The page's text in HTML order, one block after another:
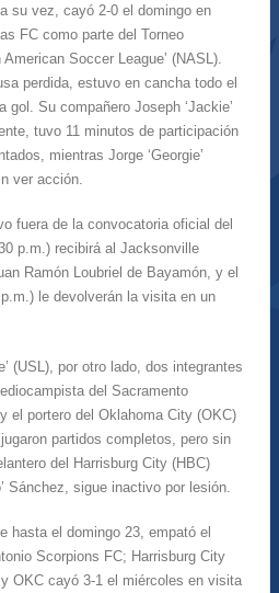
su vez, cayó 2-0 el domingo en
FC como parte del Torneo
Soccer League’ (NASL).
perdida, estuvo en cancha todo el
Su compañero Joseph ‘Jackie’
tuvo 11 minutos de participación
mientras Jorge ‘Georgie’
ver acción.
fuera de la convocatoria oficial del
p.m.) recibirá al Jacksonville
Ramón Loubriel de Bayamón, y el
le devolverán la visita en un
(USL), por otro lado, dos integrantes
del Sacramento
el portero del Oklahoma City (OKC)
partidos completos, pero sin
del Harrisburg City (HBC)
Sánchez, sigue inactivo por lesión.
hasta el domingo 23, empató el
Scorpions FC; Harrisburg City
OKC cayó 3-1 el miércoles en visita